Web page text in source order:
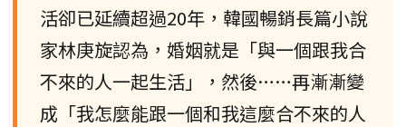
活卻已延續超過20年，韓國暢銷長篇小說
家林庚旋認為，婚姻就是「與一個跟我合
不來的人一起生活」，然後……再漸漸變
成「我怎麼能跟一個和我這麼合不來的人